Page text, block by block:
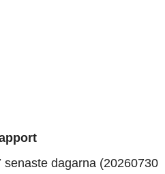
dagarna (20260730